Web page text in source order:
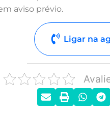
aviso prévio.
Ligar na